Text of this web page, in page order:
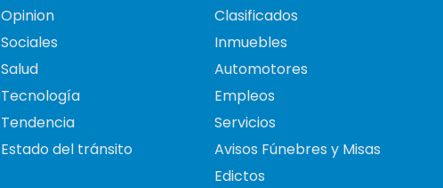
Opinion
Sociales
Salud
Tecnología
Tendencia
Estado del tránsito
Clasificados
Inmuebles
Automotores
Empleos
Servicios
Avisos Fúnebres y Misas
Edictos